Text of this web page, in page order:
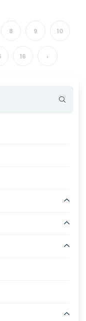
8 9 10
16 ›